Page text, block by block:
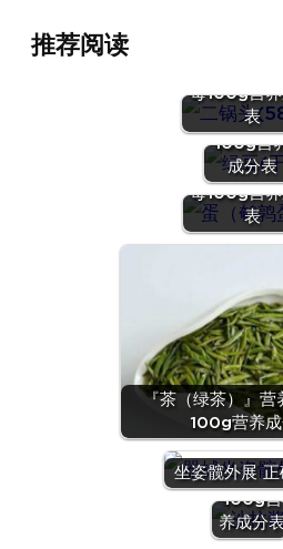
推荐阅读
每100g营养
表
(干)』营
价值 |
100g营
成分表
『蛋（鹌
蛋）』营养
每100g营养
表
『茶（绿茶）』
100g营养
坐姿髋外展 正
『沙拉
酱』营
价值 |
100g营
养成分